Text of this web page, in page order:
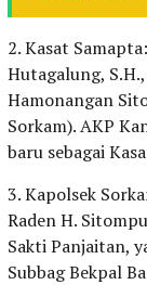
2. Kasat
Hutagalung,
Hamonangan
Sorkam). AKP
baru sebagai
3. Kapolsek
Raden H.
Sakti Panjaitan,
Subbag Bekpal